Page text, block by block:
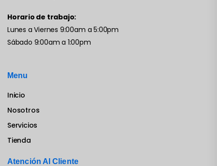
Horario de trabajo:
Lunes a Viernes 9:00am a 5:00pm
Sábado 9:00am a 1:00pm
Menu
Inicio
Nosotros
Servicios
Tienda
Atención Al Cliente